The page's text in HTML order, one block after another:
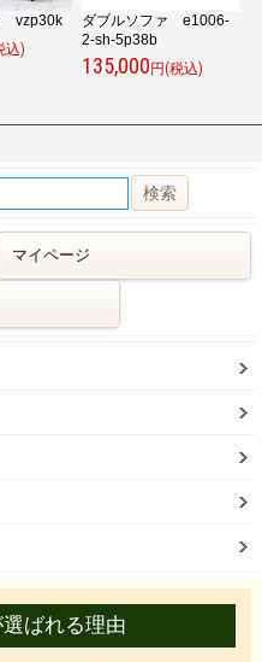
vzp30k
込)
ダブルソファ e1006-
2-sh-5p38b
135,000 円(税込)
マイページ
ばれる理由